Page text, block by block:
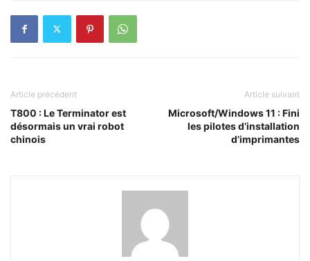
Article précédent
T800 : Le Terminator est
désormais un vrai robot
chinois
Article suivant
Microsoft/Windows 11 : Fini
les pilotes d’installation
d’imprimantes